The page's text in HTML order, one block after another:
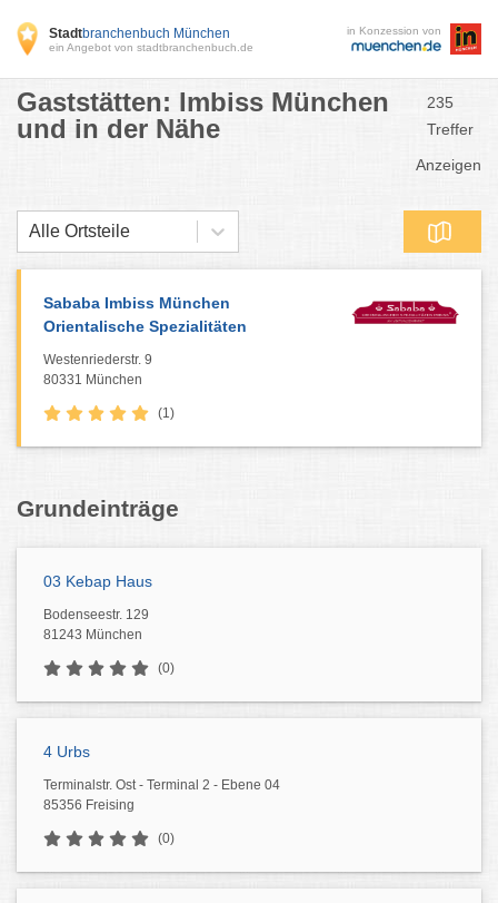
Stadtbranchenbuch München
ein Angebot von stadtbranchenbuch.de
in Konzession von
Gaststätten: Imbiss München
und in der Nähe
235
Treffer
Anzeigen
Alle Ortsteile
Sababa Imbiss München
Orientalische Spezialitäten
Westenriederstr. 9
80331 München
(1)
Grundeinträge
03 Kebap Haus
Bodenseestr. 129
81243 München
(0)
4 Urbs
Terminalstr. Ost - Terminal 2 - Ebene 04
85356 Freising
(0)